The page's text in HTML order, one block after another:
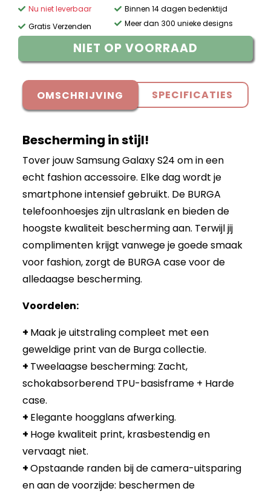
Nu niet leverbaar
Gratis Verzenden
Binnen 14 dagen bedenktijd
Meer dan 300 unieke designs
NIET OP VOORRAAD
OMSCHRIJVING SPECIFICATIES
Bescherming in stijl!
Tover jouw Samsung Galaxy S24 om in een
echt fashion accessoire. Elke dag wordt je
smartphone intensief gebruikt. De BURGA
telefoonhoesjes zijn ultraslank en bieden de
hoogste kwaliteit bescherming aan. Terwijl jij
complimenten krijgt vanwege je goede smaak
voor fashion, zorgt de BURGA case voor de
alledaagse bescherming.
Voordelen:
+ Maak je uitstraling compleet met een
geweldige print van de Burga collectie.
+ Tweelaagse bescherming: Zacht,
schokabsorberend TPU-basisframe + Harde
case.
+ Elegante hoogglans afwerking.
+ Hoge kwaliteit print, krasbestendig en
vervaagt niet.
+Opstaande randen bij de camera-uitsparing
en aan de voorzijde: beschermen de